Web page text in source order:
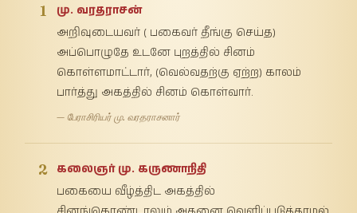
1
மு. வரதராசன்
அறிவுடையவர் ( பகைவர் தீங்கு செய்த)
அப்பொழுதே உடனே புறத்தில் சினம்
கொள்ளமாட்டார், (வெல்வதற்கு ஏற்ற) காலம்
பார்த்து அகத்தில் சினம் கொள்வார்.
— பேராசிரியர் மு. வரதராசனார்
2
கலைஞர் மு. கருணாநிதி
பகையை வீழ்த்திட அகத்தில்